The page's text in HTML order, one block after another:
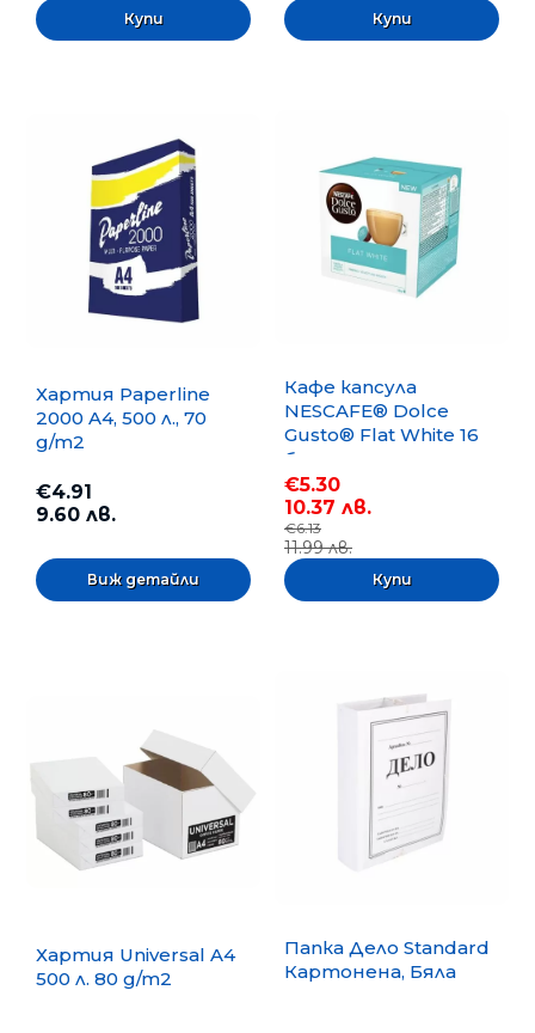
Хартия Paperline
2000 A4, 500 л., 70
g/m2
€4.91
9.60 лв.
Виж детайли
Кафе капсула
NESCAFE® Dolce
Gusto® Flat White 16
бр.
€5.30
10.37 лв.
€6.13
11.99 лв.
Хартия Universal A4
500 л. 80 g/m2
Папка Дело Standard
Картонена, Бяла